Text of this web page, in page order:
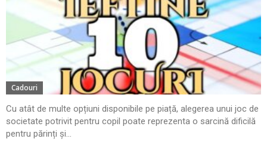
Cadouri
Cu atât de multe opțiuni disponibile pe piață, alegerea unui joc de
societate potrivit pentru copil poate reprezenta o sarcină dificilă
pentru părinți și...